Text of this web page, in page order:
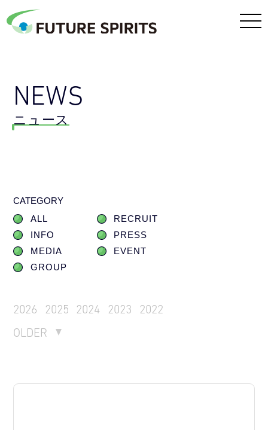
NEWS
ニュース
CATEGORY
ALL
RECRUIT
INFO
PRESS
MEDIA
EVENT
GROUP
2026 2025 2024 2023
2022
OLDER